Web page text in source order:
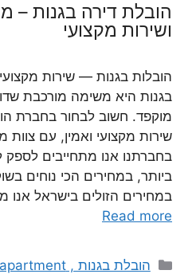
הובלת דירה בגנות –
ושירות מקצועי
הובלות בגנות — שירות
בגנות היא משימה מורכבת
מוקפד. חשוב לבחור בחברת
שירות מקצועי ואמין, עם צוות
בחברתנו אנו מתחייבים
ביותר, במחירים הכי נוחים
במחירים הזולים בישראל
Read more
קטגוריות
הובלת בגנות , Moving an apartment